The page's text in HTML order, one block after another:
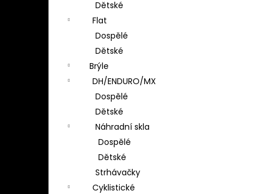
Dětské
Flat
Dospělé
Dětské
Brýle
DH/ENDURO/MX
Dospělé
Dětské
Náhradní skla
Dospělé
Dětské
Strhávačky
Cyklistické